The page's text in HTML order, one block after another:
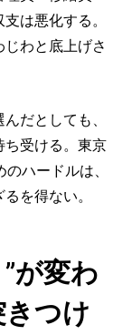
は悪化する。
わと底上げさ
だとしても、
ち受ける。東京
ハードルは、
を得ない。
が変わ
つけ